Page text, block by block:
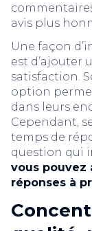
avis plus
Une façon
est d’ajouter
satisfaction.
option
dans leurs
Cependant,
temps de
question qui
vous pouvez
réponses à